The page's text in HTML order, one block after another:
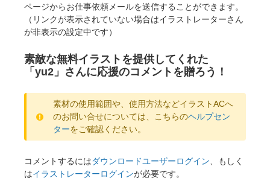
ページからお仕事依頼メールを送信することができます。
（リンクが表示されていない場合はイラストレーターさん
が非表示の設定中です）
素敵な無料イラストを提供してくれた
「yu2」さんに応援のコメントを贈ろう！
素材の使用範囲や、使用方法などイラストACへ
のお問い合せについては、こちらのヘルプセン
ターをご確認ください。
コメントするにはダウンロードユーザーログイン、もしく
はイラストレーターログインが必要です。